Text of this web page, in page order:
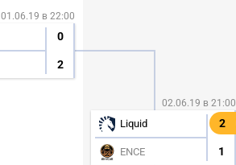
01.06.19 в 22:00
0
2
02.06.19 в 21:00
Liquid 2
2
ENCE 1